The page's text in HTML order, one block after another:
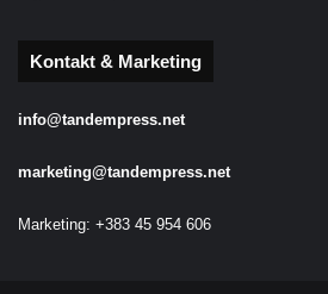
Kontakt & Marketing
info@tandempress.net
marketing@tandempress.net
Marketing: +383 45 954 606